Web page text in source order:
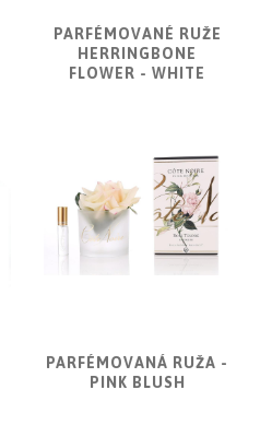
PARFÉMOVANÉ RUŽE
HERRINGBONE
FLOWER - WHITE
PARFÉMOVANÁ RUŽA -
PINK BLUSH